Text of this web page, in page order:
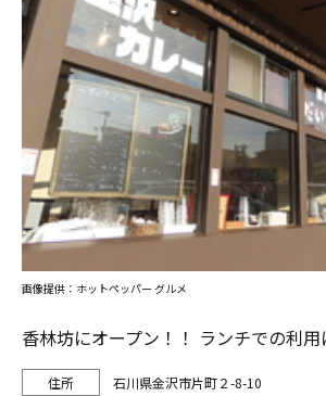
香林坊にオープン！！ ランチでの利
石川県金沢市片町２-8-10
画像提供：ホットペッパー グルメ